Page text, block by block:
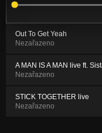
Out To Get Yeah
Nezařazeno
A MAN IS A MAN live ft.
Nezařazeno
STICK TOGETHER live
Nezařazeno